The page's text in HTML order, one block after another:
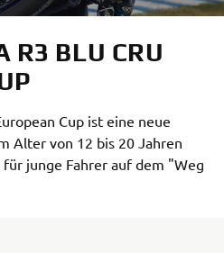
R3 BLU CRU
Cup ist eine neue
Alter von 12 bis 20 Jahren
junge Fahrer auf dem "Weg